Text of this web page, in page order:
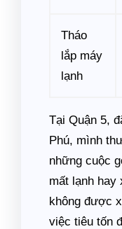
Tháo
lắp máy
lạnh
Tại Quận 5,
Phú, mình
những cuộc
mất lạnh hay
không được
việc tiêu tốn